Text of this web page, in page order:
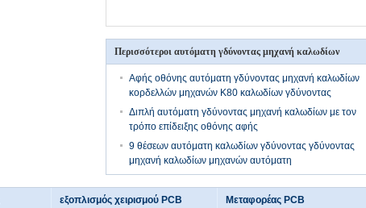
Περισσότεροι αυτόματη γδύνοντας μηχανή καλωδίων
Αφής οθόνης αυτόματη γδύνοντας μηχανή καλωδίων
κορδελλών μηχανών K80 καλωδίων γδύνοντας
Διπλή αυτόματη γδύνοντας μηχανή καλωδίων με τον
τρόπο επίδειξης οθόνης αφής
9 θέσεων αυτόματη καλωδίων γδύνοντας γδύνοντας
μηχανή καλωδίων μηχανών αυτόματη
εξοπλισμός χειρισμού PCB Μεταφορέας PCB